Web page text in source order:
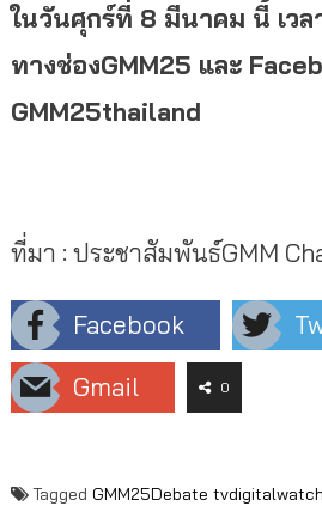
ในวันศุกร์ที่ 8 มีนาคม นี้ เวล
ทางช่องGMM25 และ
GMM25thailand
ที่มา : ประชาสัมพันธ์GMM
Facebook
Gmail
0
Tagged GMM25Debate tvdigitalwatch